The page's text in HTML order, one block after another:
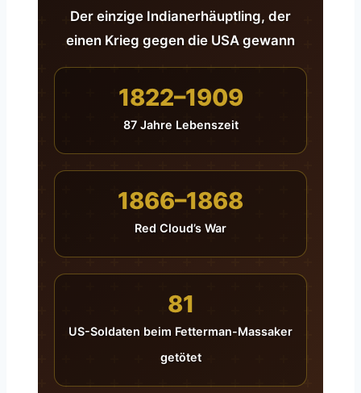
Der einzige Indianerhäuptling, der
einen Krieg gegen die USA gewann
1822–1909
87 Jahre Lebenszeit
1866–1868
Red Cloud’s War
81
US-Soldaten beim Fetterman-Massaker
getötet